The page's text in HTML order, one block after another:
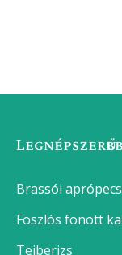
Brassói
Foszlós fonott
Tejberizs